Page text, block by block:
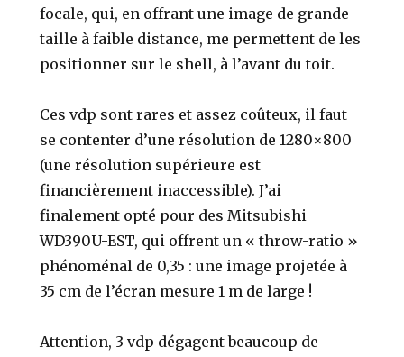
focale, qui, en offrant une image de grande
taille à faible distance, me permettent de les
positionner sur le shell, à l’avant du toit.
Ces vdp sont rares et assez coûteux, il faut
se contenter d’une résolution de 1280×800
(une résolution supérieure est
financièrement inaccessible). J’ai
finalement opté pour des Mitsubishi
WD390U-EST, qui offrent un « throw-ratio »
phénoménal de 0,35 : une image projetée à
35 cm de l’écran mesure 1 m de large !
Attention, 3 vdp dégagent beaucoup de